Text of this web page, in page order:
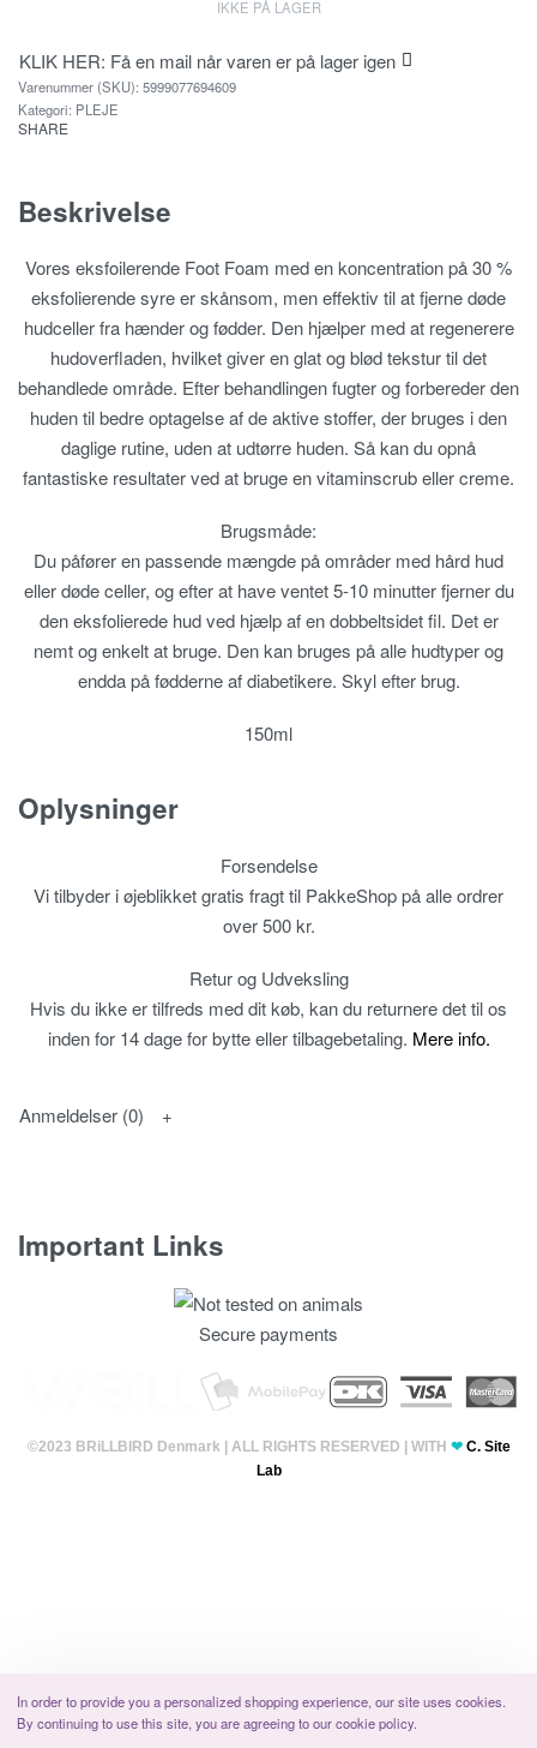
IKKE PÅ LAGER
KLIK HER: Få en mail når varen er på lager igen
5999077694609
Kategori: PLEJE
SHARE
Beskrivelse
Vores eksfoilerende Foot Foam med en koncentration på 30 %
eksfolierende syre er skånsom, men effektiv til at fjerne døde
hudceller fra hænder og fødder. Den hjælper med at regenerere
hudoverfladen, hvilket giver en glat og blød tekstur til det
behandlede område. Efter behandlingen fugter og forbereder den
huden til bedre optagelse af de aktive stoffer, der bruges i den
daglige rutine, uden at udtørre huden. Så kan du opnå
fantastiske resultater ved at bruge en vitaminscrub eller creme.
Brugsmåde:
Du påfører en passende mængde på områder med hård hud
eller døde celler, og efter at have ventet 5-10 minutter fjerner du
den eksfolierede hud ved hjælp af en dobbeltsidet fil. Det er
nemt og enkelt at bruge. Den kan bruges på alle hudtyper og
endda på fødderne af diabetikere. Skyl efter brug.
150ml
Oplysninger
Forsendelse
Vi tilbyder i øjeblikket gratis fragt til PakkeShop på alle ordrer
over 500 kr.
Retur og Udveksling
Hvis du ikke er tilfreds med dit køb, kan du returnere det til os
inden for 14 dage for bytte eller tilbagebetaling. Mere info.
Anmeldelser (0)
Important Links
Secure payments
©2023 BRiLLBIRD Denmark | ALL RIGHTS RESERVED | WITH ❤ C. Site
Lab
In order to provide you a personalized shopping experience, our site uses cookies.
By continuing to use this site, you are agreeing to our cookie policy.